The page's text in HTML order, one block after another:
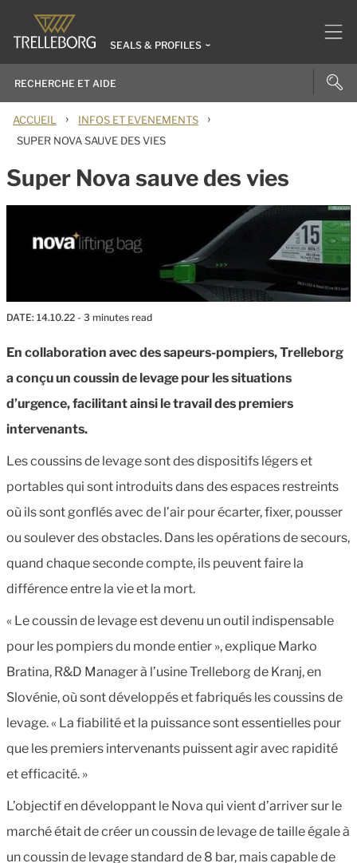
SEALS & PROFILES
ACCUEIL › INFOS ET EVENEMENTS ›
SUPER NOVA SAUVE DES VIES
Super Nova sauve des vies
DATE: 14.10.22 - 3 minutes read
En collaboration avec des sapeurs-pompiers, Trelleborg
a conçu un coussin de levage pour les situations
d’urgence, facilitant ainsi le travail des premiers
intervenants.
Les coussins de levage sont des dispositifs légers et
portables qui sont introduits dans des espaces restreints
où ils sont gonflés avec de l’air pour écarter, fixer, pousser
ou soulever des obstacles. Dans les opérations de secours,
quand chaque seconde compte, ils peuvent faire la
différence entre la vie et la mort.
« Le coussin de levage est devenu un outil indispensable
pour les pompiers du monde entier », explique Marko
Bratina, R&D Manager à l’usine Trelleborg de Kranj, en
Slovénie, où sont développés et fabriqués les coussins de
levage. « La fiabilité et la puissance sont essentielles pour
que les premiers intervenants puissent agir avec rapidité
et efficacité. »
L’objectif en développant le Nova qui vient d’arriver sur le
marché était de créer un coussin de levage de taille égale à
un coussin de levage standard de 8 bar, mais capable de